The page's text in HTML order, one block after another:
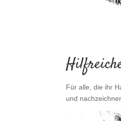
Für alle, die ihr
und